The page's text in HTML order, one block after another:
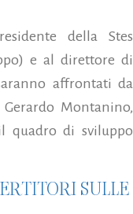
della Stes
e al direttore di
affrontati da
Montanino,
quadro di sviluppo
SULLE